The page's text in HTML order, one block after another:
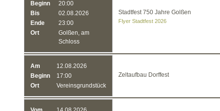
Beginn
20:00
Bis
02.08.2026
Ende
23:00
Ort
Golßen, am
Schloss
Stadtfest 750 Jahre Golßen
Flyer Stadtfest 2026
Am
12.08.2026
Beginn
17:00
Ort
Vereinsgrundstück
Zeltaufbau Dorffest